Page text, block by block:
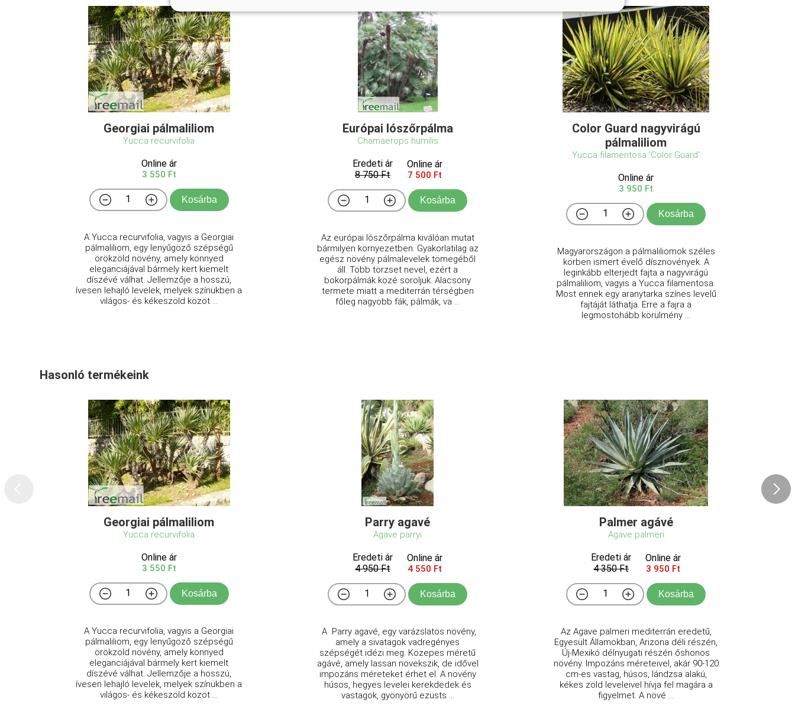
Georgiai pálmaliliom
Yucca recurvifolia
Online ár
3 550 Ft
Kosárba
A Yucca recurvifolia, vagyis a Georgiai
pálmaliliom, egy lenyűgöző szépségű
örökzöld növény, amely könnyed
eleganciájával bármely kert kiemelt
díszévé válhat. Jellemzője a hosszú,
ívesen lehajló levelek, melyek színükben a
világos- és kékeszöld közöt ...
Európai lószőrpálma
Chamaerops humilis
Eredeti ár
8 750 Ft
Online ár
7 500 Ft
Kosárba
Az európai lószőrpálma kiválóan mutat
bármilyen környezetben. Gyakorlatilag az
egész növény pálmalevelek tömegéből
áll. Több törzset nevel, ezért a
bokorpálmák közé soroljuk. Alacsony
termete miatt a mediterrán térségben
főleg nagyobb fák, pálmák, va ...
Color Guard nagyvirágú
pálmaliliom
Yucca filamentosa 'Color Guard'
Online ár
3 950 Ft
Kosárba
Magyarországon a pálmaliliomok széles
körben ismert évelő dísznövények. A
leginkább elterjedt fajta a nagyvirágú
pálmaliliom, vagyis a Yucca filamentosa.
Most ennek egy aranytarka színes levelű
fajtáját láthatja. Erre a fajra a
legmostohább körülmény ...
Hasonló termékeink
Georgiai pálmaliliom
Yucca recurvifolia
Online ár
3 550 Ft
Kosárba
A Yucca recurvifolia, vagyis a Georgiai
pálmaliliom, egy lenyűgöző szépségű
örökzöld növény, amely könnyed
eleganciájával bármely kert kiemelt
díszévé válhat. Jellemzője a hosszú,
ívesen lehajló levelek, melyek színükben a
világos- és kékeszöld közöt ...
Parry agavé
Agave parryi
Eredeti ár
4 950 Ft
Online ár
4 550 Ft
Kosárba
A Parry agavé, egy varázslatos növény,
amely a sivatagok vadregényes
szépségét idézi meg. Közepes méretű
agávé, amely lassan növekszik, de idővel
impozáns méreteket érhet el. A növény
húsos, hegyes levelei kerekdedek és
vastagok, gyönyörű ezüsts ...
Palmer agávé
Agave palmeri
Eredeti ár
4 350 Ft
Online ár
3 950 Ft
Kosárba
Az Agave palmeri mediterrán eredetű,
Egyesült Államokban, Arizona déli részén,
Új-Mexikó délnyugati részén őshonos
növény. Impozáns méreteivel, akár 90-120
cm-es vastag, húsos, lándzsa alakú,
kékes zöld leveleivel hívja fel magára a
figyelmet. A növé ...